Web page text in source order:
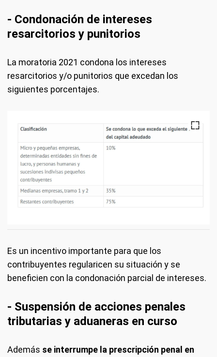
- Condonación de intereses
resarcitorios y punitorios
La moratoria 2021 condona los intereses
resarcitorios y/o punitorios que excedan los
siguientes porcentajes.
Es un incentivo importante para que los
contribuyentes regularicen su situación y se
beneficien con la condonación parcial de intereses.
- Suspensión de acciones penales
tributarias y aduaneras en curso
Además se interrumpe la prescripción penal en